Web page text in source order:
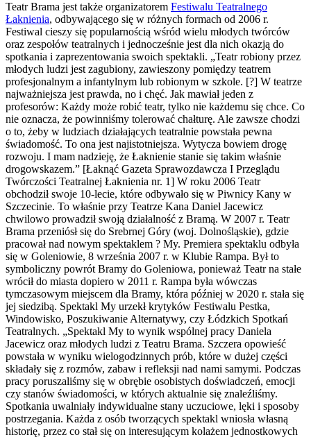
Teatr Brama jest także organizatorem Festiwalu Teatralnego
Łaknienia, odbywającego się w różnych formach od 2006 r.
Festiwal cieszy się popularnością wśród wielu młodych twórców
oraz zespołów teatralnych i jednocześnie jest dla nich okazją do
spotkania i zaprezentowania swoich spektakli. „Teatr robiony przez
młodych ludzi jest zagubiony, zawieszony pomiędzy teatrem
profesjonalnym a infantylnym lub robionym w szkole. [?] W teatrze
najważniejsza jest prawda, no i chęć. Jak mawiał jeden z
profesorów: Każdy może robić teatr, tylko nie każdemu się chce. Co
nie oznacza, że powinniśmy tolerować chałturę. Ale zawsze chodzi
o to, żeby w ludziach działających teatralnie powstała pewna
świadomość. To ona jest najistotniejsza. Wytycza bowiem drogę
rozwoju. I mam nadzieję, że Łaknienie stanie się takim właśnie
drogowskazem.” [Łaknąć Gazeta Sprawozdawcza I Przeglądu
Twórczości Teatralnej Łaknienia nr. 1] W roku 2006 Teatr
obchodził swoje 10-lecie, które odbywało się w Piwnicy Kany w
Szczecinie. To właśnie przy Teatrze Kana Daniel Jacewicz
chwilowo prowadził swoją działalność z Bramą. W 2007 r. Teatr
Brama przeniósł się do Srebrnej Góry (woj. Dolnośląskie), gdzie
pracował nad nowym spektaklem ? My. Premiera spektaklu odbyła
się w Goleniowie, 8 września 2007 r. w Klubie Rampa. Był to
symboliczny powrót Bramy do Goleniowa, ponieważ Teatr na stałe
wrócił do miasta dopiero w 2011 r. Rampa była wówczas
tymczasowym miejscem dla Bramy, która później w 2020 r. stała się
jej siedzibą. Spektakl My urzekł krytyków Festiwalu Pestka,
Windowisko, Poszukiwanie Alternatywy, czy Łódzkich Spotkań
Teatralnych. „Spektakl My to wynik wspólnej pracy Daniela
Jacewicz oraz młodych ludzi z Teatru Brama. Szczera opowieść
powstała w wyniku wielogodzinnych prób, które w dużej części
składały się z rozmów, zabaw i refleksji nad nami samymi. Podczas
pracy poruszaliśmy się w obrębie osobistych doświadczeń, emocji
czy stanów świadomości, w których aktualnie się znaleźliśmy.
Spotkania uwalniały indywidualne stany uczuciowe, lęki i sposoby
postrzegania. Każda z osób tworzących spektakl wniosła własną
historię, przez co stał się on interesującym kolażem jednostkowych